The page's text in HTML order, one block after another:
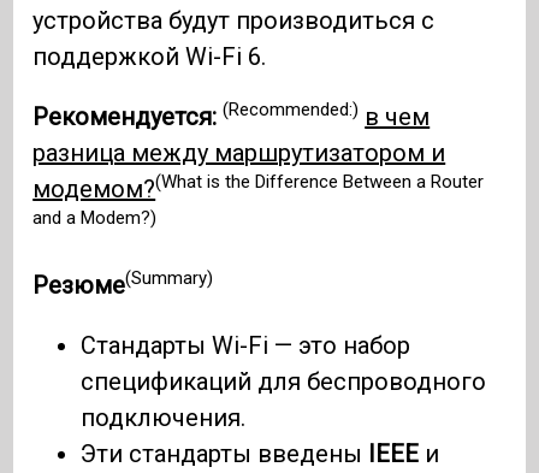
устройства будут производиться с
поддержкой Wi-Fi 6.
Рекомендуется:(Recommended:) в чем
разница между маршрутизатором и
модемом?(What is the Difference Between a Router
and a Modem?)
Резюме(Summary)
Стандарты Wi-Fi — это набор
спецификаций для беспроводного
подключения.
Эти стандарты введены IEEE и